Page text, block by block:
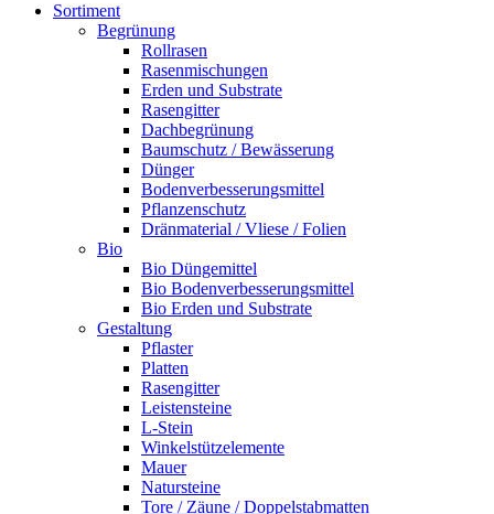
Sortiment
Begrünung
Rollrasen
Rasenmischungen
Erden und Substrate
Rasengitter
Dachbegrünung
Baumschutz / Bewässerung
Dünger
Bodenverbesserungsmittel
Pflanzenschutz
Dränmaterial / Vliese / Folien
Bio
Bio Düngemittel
Bio Bodenverbesserungsmittel
Bio Erden und Substrate
Gestaltung
Pflaster
Platten
Rasengitter
Leistensteine
L-Stein
Winkelstützelemente
Mauer
Natursteine
Tore / Zäune / Doppelstabmatten